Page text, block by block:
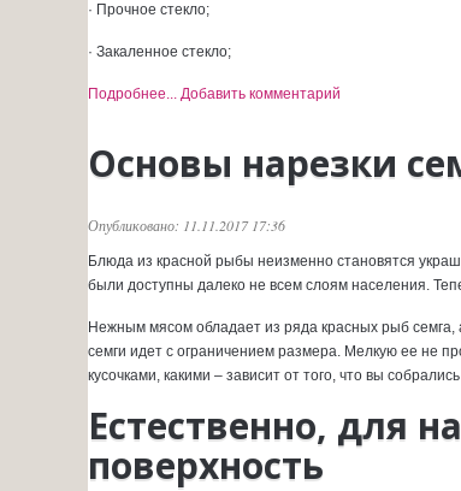
· Прочное стекло;
· Закаленное стекло;
Подробнее... Добавить комментарий
Основы нарезки
Опубликовано: 11.11.2017 17:36
Блюда из красной рыбы неизменно становятся
были доступны далеко не всем слоям населения.
Нежным мясом обладает из ряда красных рыб
семги идет с ограничением размера. Мелкую ее не
кусочками, какими – зависит от того, что вы
Естественно, для
поверхность